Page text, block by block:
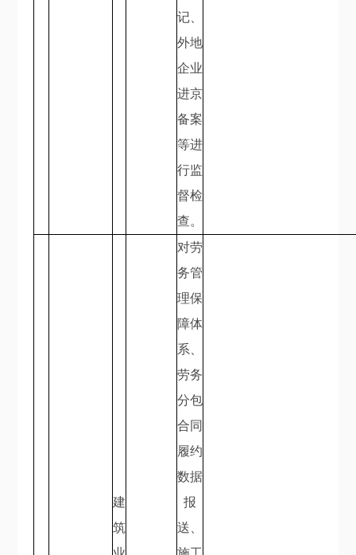
记、
外地
企业
进京
备案
等进
行监
督检
查。
建
筑
对劳
务管
理保
障体
系、
劳务
分包
合同
履约
数据
报
送、